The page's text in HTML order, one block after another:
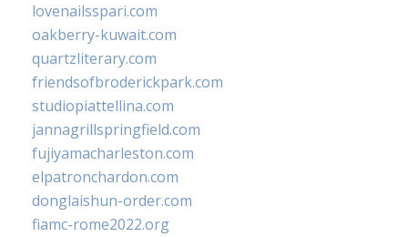
lovenailsspari.com
oakberry-kuwait.com
quartzliterary.com
friendsofbroderickpark.com
studiopiattellina.com
jannagrillspringfield.com
fujiyamacharleston.com
elpatronchardon.com
donglaishun-order.com
fiamc-rome2022.org